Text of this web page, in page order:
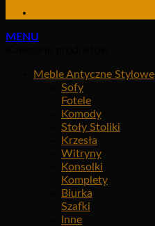
MENU
Meble Antyczne Stylowe
Sofy
Fotele
Komody
Stoły Stoliki
Krzesła
Witryny
Konsolki
Komplety
Biurka
Szafki
Inne